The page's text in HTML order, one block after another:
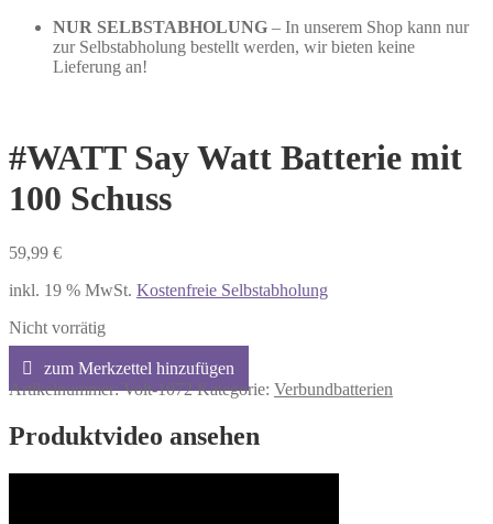
NUR SELBSTABHOLUNG – In unserem Shop kann nur
zur Selbstabholung bestellt werden, wir bieten keine
Lieferung an!
#WATT Say Watt Batterie mit
100 Schuss
59,99 €
inkl. 19 % MwSt. Kostenfreie Selbstabholung
Nicht vorrätig
Artikelnummer:Volt-1072 Kategorie: Verbundbatterien
Produktvideo ansehen